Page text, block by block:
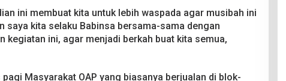
ini membuat kita untuk lebih waspada agar musibah ini
saya kita selaku Babinsa bersama-sama dengan
kegiatan ini, agar menjadi berkah buat kita semua,
Masyarakat OAP yang biasanya berjualan di blok-